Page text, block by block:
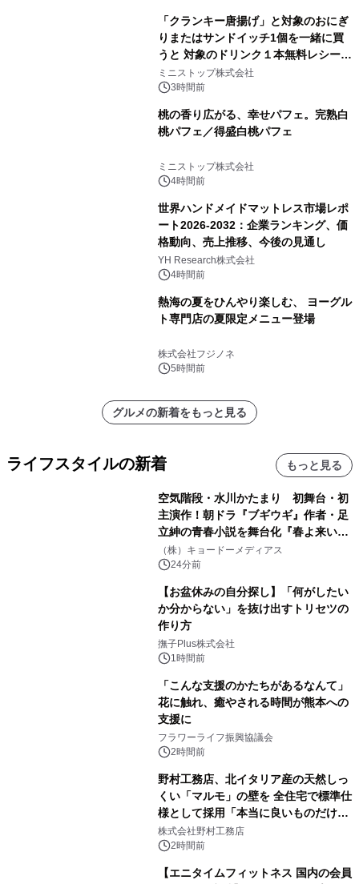
「クランキー唐揚げ」と対象のおにぎ
りまたはサンドイッチ1個を一緒に買
うと 対象のドリンク１本無料レシート
クーポンもらえる！※1
ミニストップ株式会社
3時間前
桃の香り広がる、幸せパフェ。完熟白
桃パフェ／得盛白桃パフェ
ミニストップ株式会社
4時間前
世界ハンドメイドマットレス市場レポ
ート2026-2032：企業ランキング、価
格動向、売上推移、今後の見通し
YH Research株式会社
4時間前
熱海の夏をひんやり楽しむ、 ヨーグル
ト専門店の夏限定メニュー登場
株式会社フジノネ
5時間前
グルメの新着をもっと見る
ライフスタイルの新着 もっと見る
空気階段・水川かたまり 初舞台・初
主演作！朝ドラ『ブギウギ』作者・足
立紳の青春小説を舞台化『春よ来い、
マジで来い』キービジュアル解禁！
（株）キョードーメディアス
24分前
【お盆休みの自分探し】「何がしたい
か分からない」を抜け出すトリセツの
作り方
撫子Plus株式会社
1時間前
「こんな支援のかたちがあるなんて」
花に触れ、癒やされる時間が熊本への
支援に
フラワーライフ振興協議会
2時間前
野村工務店、北イタリア産の天然しっ
くい「マルモ」の壁を 全住宅で標準仕
様として採用「本当に良いものだけに
こだわる」
株式会社野村工務店
2時間前
【エニタイムフィットネス 国内の会員